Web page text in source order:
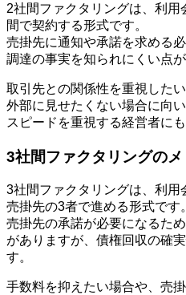
2社間ファクタリングは、利
間で契約する形式です。
売掛先に通知や承諾を求める
調達の事実を知られにくい点が
取引先との関係性を重視した
外部に見せたくない場合に向い
スピードを重視する経営者に
3社間ファクタリングのメ
3社間ファクタリングは、利用
売掛先の3者で進める形式です。
売掛先の承諾が必要になるた
がありますが、債権回収の確
す。
手数料を抑えたい場合や、売